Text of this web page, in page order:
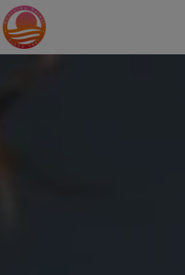
Panneau de gestion des cookies